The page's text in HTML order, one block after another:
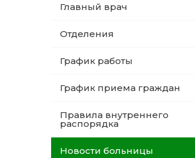
Главный врач
Отделения
График работы
График приема граждан
Правила внутреннего
распорядка
Новости больницы